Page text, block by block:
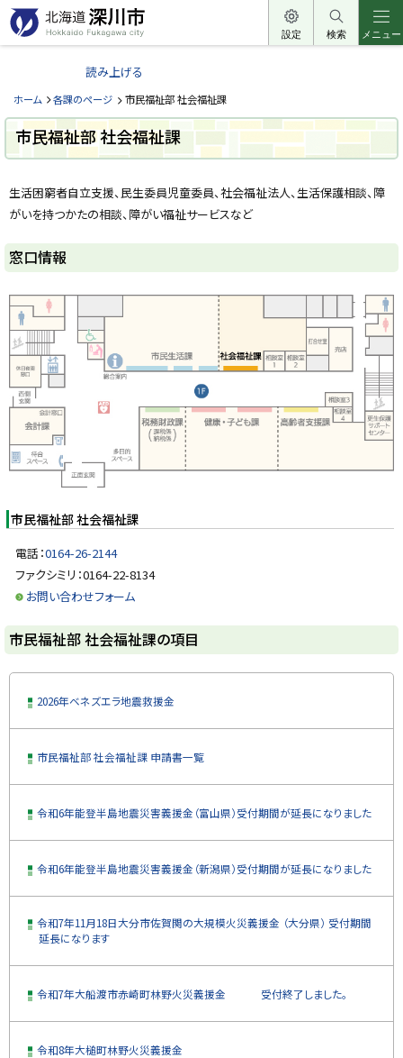
本
文
へ
ュ
へ
北
道
深
川
市
o
k
k
d
o
F
k
a
w
i
設定 検索 メニュー
読み上げる
ホーム 各課のページ 市民福祉部 社会福祉課
市民福祉部 社会福祉課
ジ
内
次
窓
情
報
民
祉
部
福
祉
項
目
生活困窮者自立支援、民生委員児童委員、社会福祉法人、生活保護相談、障
がいを持つかたの相談、障がい福祉サービスなど
窓口情報
市民福祉部 社会福祉課
電話：0164-26-2144
ファクシミリ：0164-22-8134
お問い合わせフォーム
ト
ッ
プ
市民福祉部 社会福祉課の項目
2026年ベネズエラ地震救援金
市民福祉部 社会福祉課 申請書一覧
令和6年能登半島地震災害義援金（富山県）受付期間が延長になりました
令和6年能登半島地震災害義援金（新潟県）受付期間が延長になりました
令和7年11月18日大分市佐賀関の大規模火災義援金 （大分県） 受付期間
延長になります
令和7年大船渡市赤崎町林野火災義援金 受付終了しました。
令和8年大槌町林野火災義援金